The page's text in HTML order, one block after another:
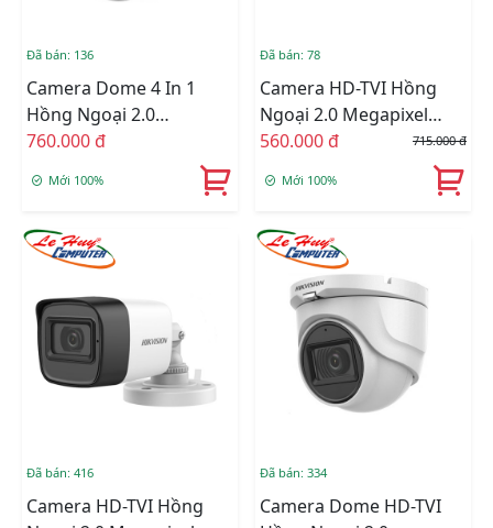
Đã bán: 136
Camera Dome 4 In 1
Hồng Ngoại 2.0
Megapixel HIKVISION
760.000 đ
Mới 100%
Đã bán: 78
Camera HD-TVI Hồng
Ngoại 2.0 Megapixel
HIKVISION DS-
560.000 đ 715.000 đ
Mới 100%
Đã bán: 416
Camera HD-TVI Hồng
Đã bán: 334
Camera Dome HD-TVI